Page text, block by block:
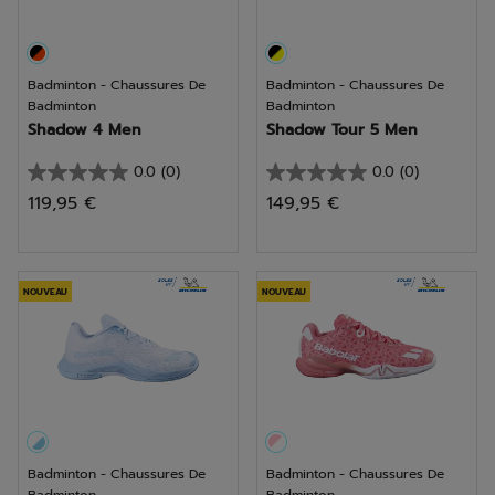
Badminton - Chaussures De
Badminton
Shadow 4 Men
0.0 (0)
0.0
sur
119,95 €
Badminton - Chaussures De
Badminton
Shadow Tour 5 Men
0.0 (0)
0.0
sur
149,95 €
NOUVEAU
Badminton - Chaussures De
NOUVEAU
Badminton - Chaussures De